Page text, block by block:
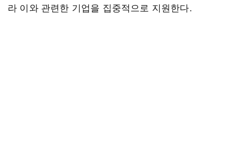
라 이와 관련한 기업을 집중적으로 지원한다.